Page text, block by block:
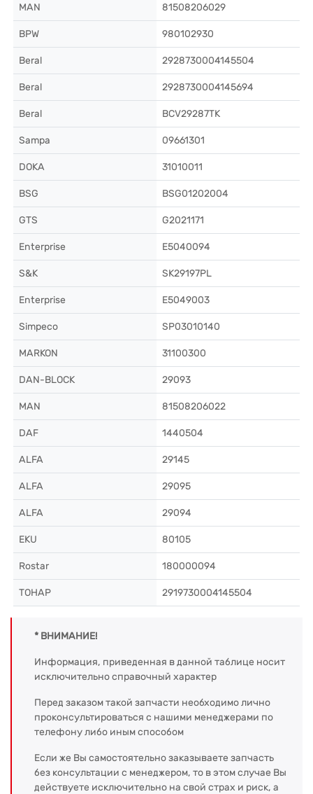
MAN 81508206029
BPW 980102930
Beral 2928730004145504
Beral 2928730004145694
Beral BCV29287TK
Sampa 09661301
DOKA 31010011
BSG BSG01202004
GTS G2021171
Enterprise E5040094
S&K SK29197PL
Enterprise E5049003
Simpeco SP03010140
MARKON 31100300
DAN-BLOCK 29093
MAN 81508206022
DAF 1440504
ALFA 29145
ALFA 29095
ALFA 29094
EKU 80105
Rostar 180000094
ТОНАР 2919730004145504
* ВНИМАНИЕ!
Информация, приведенная в данной таблице носит
исключительно справочный характер
Перед заказом такой запчасти необходимо лично
проконсультироваться с нашими менеджерами по
телефону либо иным способом
Если же Вы самостоятельно заказываете запчасть
без консультации с менеджером, то в этом случае Вы
действуете исключительно на свой страх и риск, а